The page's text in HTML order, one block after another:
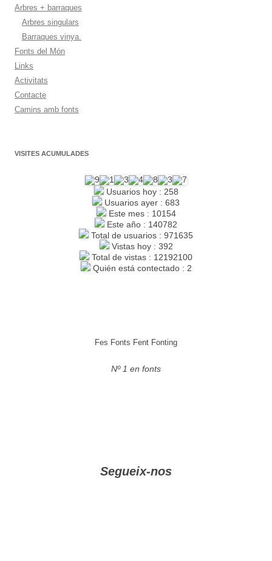
Arbres + barraques
Arbres singulars
Barraques vinya.
Fonts del Món
Links
Activitats
Contacte
Camins amb fonts
VISITES ACUMULADES
Usuarios hoy : 258
Usuarios ayer : 683
Este mes : 10154
Este año : 140782
Total de usuarios : 971635
Vistas hoy : 392
Total de vistas : 12192100
Quién está contectado : 2
Fes Fonts Fent Fonting
Nº 1 en fonts
Segueix-nos